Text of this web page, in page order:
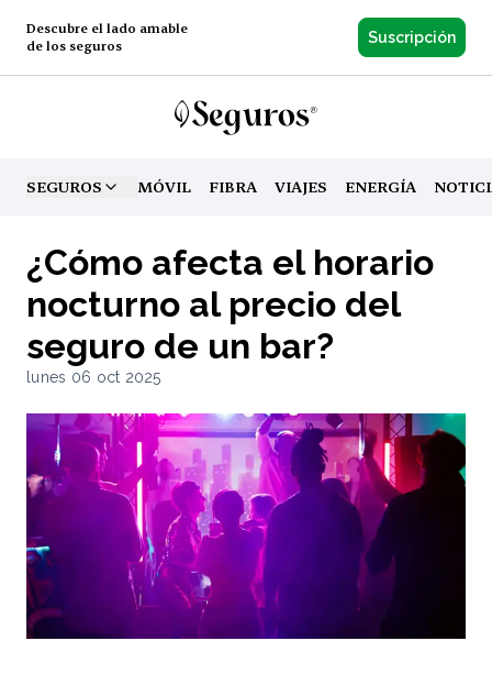
Descubre el lado amable
de los seguros
Suscripción
SEGUROS
TOGGLE MENUMÓVIL FIBRA VIAJES ENERGÍA
¿Cómo afecta el horario
nocturno al precio del
seguro de un bar?
lunes 06 oct 2025